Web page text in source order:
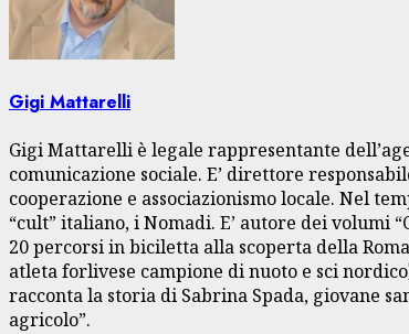
Gigi Mattarelli
Gigi Mattarelli è legale rappresentante
comunicazione sociale. E’ direttore
cooperazione e associazionismo locale. Nel
“cult” italiano, i Nomadi. E’ autore dei volumi
20 percorsi in biciletta alla scoperta della
atleta forlivese campione di nuoto e sci
racconta la storia di Sabrina Spada, giovane
agricolo”.